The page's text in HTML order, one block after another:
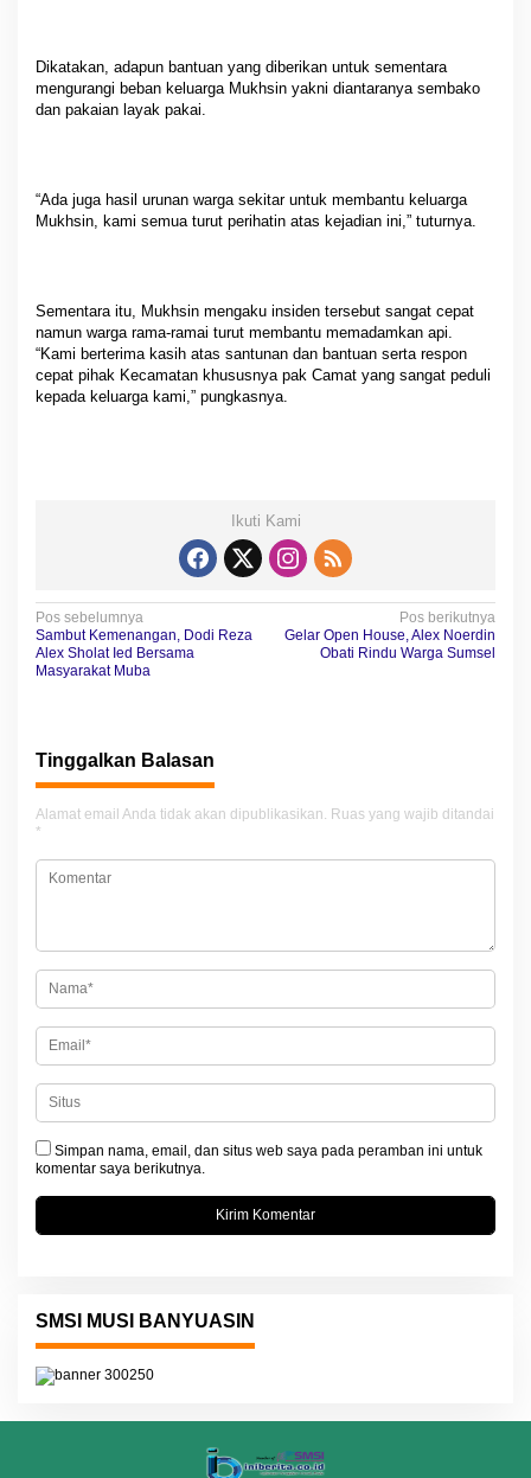
Dikatakan, adapun bantuan yang diberikan untuk sementara
mengurangi beban keluarga Mukhsin yakni diantaranya sembako
dan pakaian layak pakai.
“Ada juga hasil urunan warga sekitar untuk membantu keluarga
Mukhsin, kami semua turut perihatin atas kejadian ini,” tuturnya.
Sementara itu, Mukhsin mengaku insiden tersebut sangat cepat
namun warga rama-ramai turut membantu memadamkan api.
“Kami berterima kasih atas santunan dan bantuan serta respon
cepat pihak Kecamatan khususnya pak Camat yang sangat peduli
kepada keluarga kami,” pungkasnya.
Ikuti Kami
N
a
g
a
s
i
p
s
Pos sebelumnya
Sambut Kemenangan, Dodi Reza
Alex Sholat Ied Bersama
Masyarakat Muba
Pos berikutnya
Gelar Open House, Alex Noerdin
Obati Rindu Warga Sumsel
Tinggalkan Balasan
Alamat email Anda tidak akan dipublikasikan. Ruas yang wajib ditandai
*
Simpan nama, email, dan situs web saya pada peramban ini untuk
komentar saya berikutnya.
SMSI MUSI BANYUASIN